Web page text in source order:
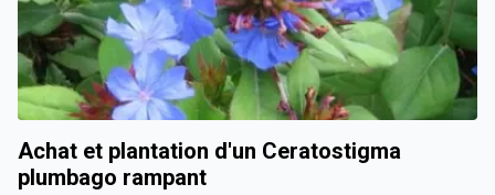
Achat et plantation d'un Ceratostigma
plumbago rampant